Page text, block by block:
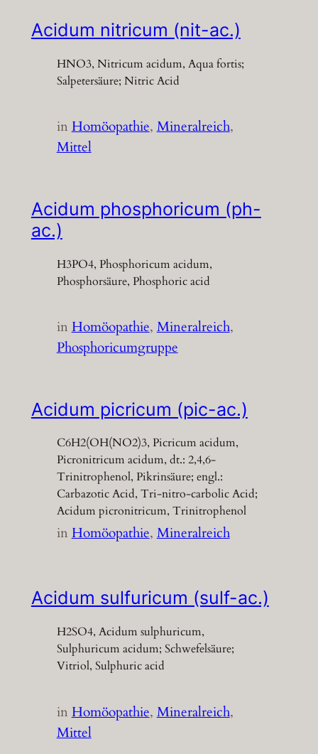
Acidum nitricum (nit-ac.)
HNO3, Nitricum acidum, Aqua fortis;
Salpetersäure; Nitric Acid
inHomöopathie, Mineralreich
Mittel
Acidum phosphoricum (ph-
ac.)
H3PO4, Phosphoricum acidum,
Phosphorsäure, Phosphoric acid
inHomöopathie, Mineralreich
Phosphoricumgruppe
Acidum picricum (pic-ac.)
C6H2(OH(NO2)3, Picricum acidum,
Picronitricum acidum, dt.: 2,4,6-
Trinitrophenol, Pikrinsäure; engl.:
Carbazotic Acid, Tri-nitro-carbolic Acid;
Acidum picronitricum, Trinitrophenol
inHomöopathie, Mineralreich
Acidum sulfuricum (sulf-ac.)
H2SO4, Acidum sulphuricum,
Sulphuricum acidum; Schwefelsäure;
Vitriol, Sulphuric acid
inHomöopathie, Mineralreich
Mittel